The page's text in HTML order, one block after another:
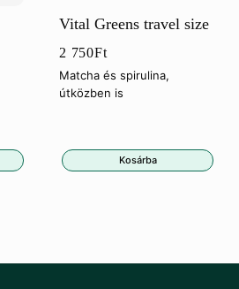
Vital Greens travel size
2 750Ft
Matcha és spirulina,
útközben is
Kosárba